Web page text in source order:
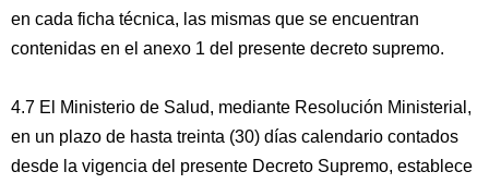
en cada ficha técnica, las mismas que se encuentran
contenidas en el anexo 1 del presente decreto supremo.
4.7 El Ministerio de Salud, mediante Resolución Ministerial,
en un plazo de hasta treinta (30) días calendario contados
desde la vigencia del presente Decreto Supremo, establece